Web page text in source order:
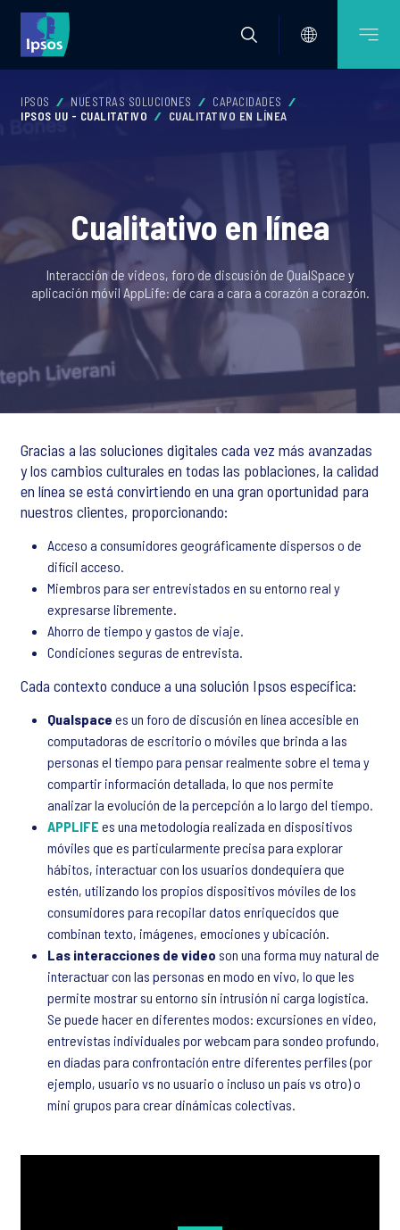
IPSOS NUESTRAS SOLUCIONES
CAPACIDADES
IPSOS UU - CUALITATIVO
CUALITATIVO EN LÍNEA
Cualitativo en línea
Interacción de videos, foro de discusión de QualSpace y
aplicación móvil AppLife: de cara a cara a corazón a corazón.
Gracias a las soluciones digitales cada vez más avanzadas
y los cambios culturales en todas las poblaciones, la calidad
en línea se está convirtiendo en una gran oportunidad para
nuestros clientes, proporcionando:
Acceso a consumidores geográficamente dispersos o de
difícil acceso.
Miembros para ser entrevistados en su entorno real y
expresarse libremente.
Ahorro de tiempo y gastos de viaje.
Condiciones seguras de entrevista.
Cada contexto conduce a una solución Ipsos específica:
Qualspace es un foro de discusión en línea accesible en
computadoras de escritorio o móviles que brinda a las
personas el tiempo para pensar realmente sobre el tema y
compartir información detallada, lo que nos permite
analizar la evolución de la percepción a lo largo del tiempo.
APPLIFE es una metodología realizada en dispositivos
móviles que es particularmente precisa para explorar
hábitos, interactuar con los usuarios dondequiera que
estén, utilizando los propios dispositivos móviles de los
consumidores para recopilar datos enriquecidos que
combinan texto, imágenes, emociones y ubicación.
Las interacciones de video son una forma muy natural de
interactuar con las personas en modo en vivo, lo que les
permite mostrar su entorno sin intrusión ni carga logística.
Se puede hacer en diferentes modos: excursiones en video,
entrevistas individuales por webcam para sondeo profundo,
en díadas para confrontación entre diferentes perfiles (por
ejemplo, usuario vs no usuario o incluso un país vs otro) o
mini grupos para crear dinámicas colectivas.